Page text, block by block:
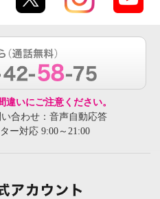
いにご注意ください。
合わせ：音声自動応答
ー対応 9:00～21:00